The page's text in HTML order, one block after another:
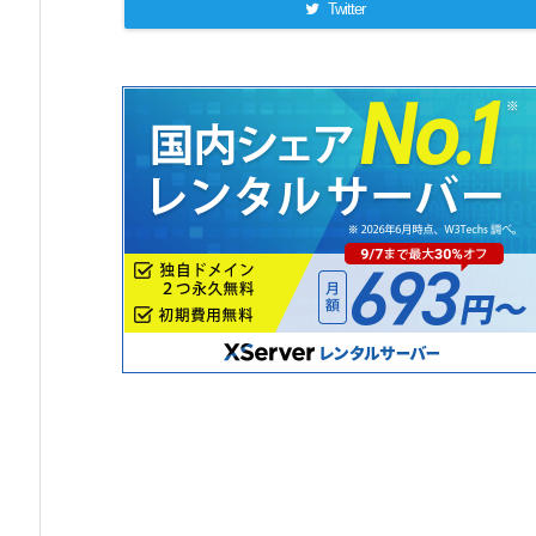
Twitter